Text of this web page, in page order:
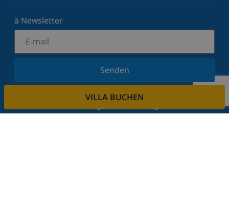
VILLA BUCHEN
à Newsletter
Senden
Melden Sie sich für unseren Newsletter an und
dem Laufenden. Wir respektieren Ihre Privatsphäre.